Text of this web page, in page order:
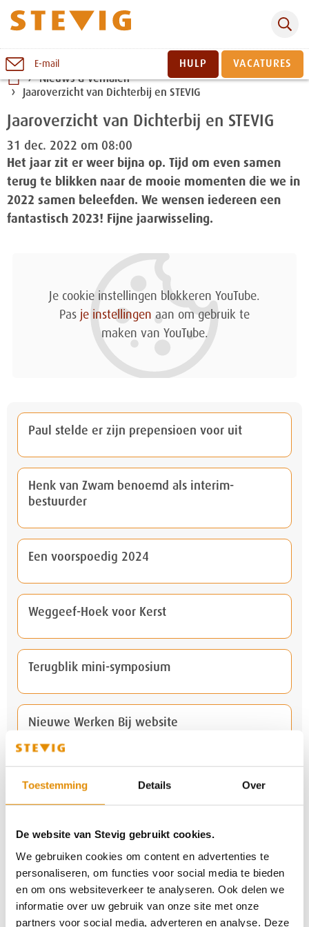
Toestemming Details Over
De website van Stevig gebruikt cookies.
We gebruiken cookies om content en advertenties te
personaliseren, om functies voor social media te bieden
en om ons websiteverkeer te analyseren. Ook delen we
informatie over uw gebruik van onze site met onze
partners voor social media, adverteren en analyse. Deze
Naar
inhoud
E-mail HULP
VACATURES
Nieuws & verhalen
Jaaroverzicht van Dichterbij en STEVIG
Paul stelde er zijn prepensioen voor uit
Henk van Zwam benoemd als interim-
bestuurder
Een voorspoedig 2024
Weggeef-Hoek voor Kerst
Terugblik mini-symposium
Nieuwe Werken Bij website
Ontmoetingsdag voor werkzoekenden
Stevige Praat: Marion Blom gaat,
Groene vingers en goede gesprekken
Jaaroverzicht van Dichterbij en STEVIG
31 dec. 2022 om 08:00
Het jaar zit er weer bijna op. Tijd om even samen
terug te blikken naar de mooie momenten die we in
2022 samen beleefden. We wensen iedereen een
fantastisch 2023! Fijne jaarwisseling.
Je cookie instellingen blokkeren YouTube.
Pas je instellingen aan om gebruik te
maken van YouTube.